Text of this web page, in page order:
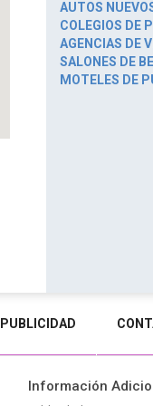
AUTOS
COLEGIOS DE
AGENCIAS DE
SALONES DE
MOTELES DE
PUBLICIDAD
Información